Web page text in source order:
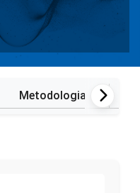
Metodologia